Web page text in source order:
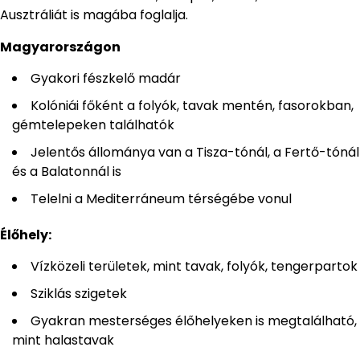
Ausztráliát is magába foglalja.
Magyarországon
Gyakori fészkelő madár
Kolóniái főként a folyók, tavak mentén, fasorokban,
gémtelepeken találhatók
Jelentős állománya van a Tisza-tónál, a Fertő-tónál
és a Balatonnál is
Telelni a Mediterráneum térségébe vonul
Élőhely:
Vízközeli területek, mint tavak, folyók, tengerpartok
Sziklás szigetek
Gyakran mesterséges élőhelyeken is megtalálható,
mint halastavak